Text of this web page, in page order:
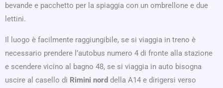
bevande e pacchetto per la spiaggia con un ombrellone e due
lettini.
Il luogo è facilmente raggiungibile, se si viaggia in treno è
necessario prendere l’autobus numero 4 di fronte alla stazione
e scendere vicino al bagno 48, se si viaggia in auto bisogna
uscire al casello di Rimini nord della A14 e dirigersi verso